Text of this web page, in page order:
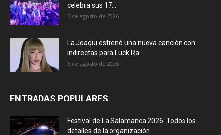
celebra sus 17...
5 de agosto de 2026
La Joaqui estrenó una nueva canción con
indirectas para Luck Ra:...
5 de agosto de 2026
ENTRADAS POPULARES
Festival de La Salamanca 2026: Todos los
detalles de la organización